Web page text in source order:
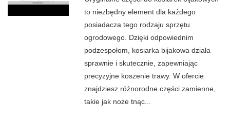
to niezbędny element dla każdego
posiadacza tego rodzaju sprzętu
ogrodowego. Dzięki odpowiednim
podzespołom, kosiarka bijakowa działa
sprawnie i skutecznie, zapewniając
precyzyjne koszenie trawy. W ofercie
znajdziesz różnorodne części zamienne,
takie jak noże tnąc...